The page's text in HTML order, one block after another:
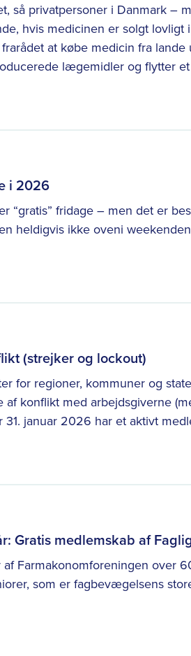
så privatpersoner i Danmark –
hvis medicinen er solgt lovligt
at købe medicin fra
lægemidler og flytter
i 2026
fridage – men det er
heldigvis ikke oveni
(strejker og lockout)
for regioner, kommuner og
konflikt med arbejdsgiverne
januar 2026 har et aktivt
Gratis medlemskab af
Farmakonomforeningen over
som er fagbevægelsens